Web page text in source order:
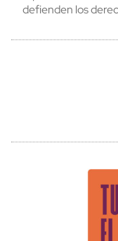
defienden los